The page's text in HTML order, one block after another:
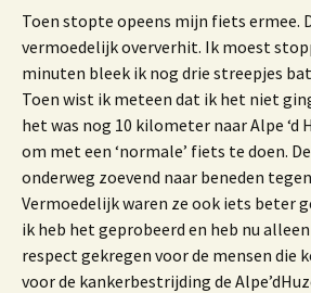
Toen stopte opeens mijn fiets ermee.
vermoedelijk oververhit. Ik moest
minuten bleek ik nog drie streepjes
Toen wist ik meteen dat ik het niet
het was nog 10 kilometer naar Alpe ‘d
om met een ‘normale’ fiets te doen.
onderweg zoevend naar beneden
Vermoedelijk waren ze ook iets beter
ik heb het geprobeerd en heb nu
respect gekregen voor de mensen die
voor de kankerbestrijding de